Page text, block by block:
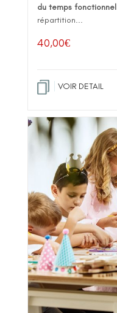
du temps fonctionnel
répartition...
40,00€
VOIR DETAIL